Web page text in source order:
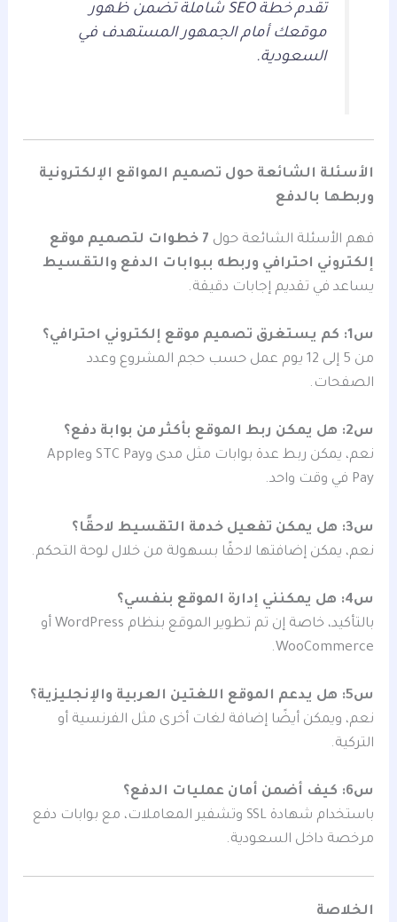
تقدم خطة SEO شاملة تضمن ظهور
موقعك أمام الجمهور المستهدف في
السعودية.
الأسئلة الشائعة حول تصميم المواقع الإلكترونية
وربطها بالدفع
فهم الأسئلة الشائعة حول
7 خطوات لتصميم موقع
إلكتروني احترافي وربطه ببوابات الدفع والتقسيط
يساعد في تقديم إجابات دقيقة.
س1: كم يستغرق تصميم موقع إلكتروني احترافي؟
من 5 إلى 12 يوم عمل حسب حجم المشروع وعدد
الصفحات.
س2: هل يمكن ربط الموقع بأكثر من بوابة دفع؟
نعم، يمكن ربط عدة بوابات مثل مدى وSTC Pay وApple
Pay في وقت واحد.
س3: هل يمكن تفعيل خدمة التقسيط لاحقًا؟
نعم، يمكن إضافتها لاحقًا بسهولة من خلال لوحة التحكم.
س4: هل يمكنني إدارة الموقع بنفسي؟
بالتأكيد، خاصة إن تم تطوير الموقع بنظام WordPress أو
WooCommerce.
س5: هل يدعم الموقع اللغتين العربية والإنجليزية؟
نعم، ويمكن أيضًا إضافة لغات أخرى مثل الفرنسية أو
التركية.
س6: كيف أضمن أمان عمليات الدفع؟
باستخدام شهادة SSL وتشفير المعاملات، مع بوابات دفع
مرخصة داخل السعودية.
الخلاصة